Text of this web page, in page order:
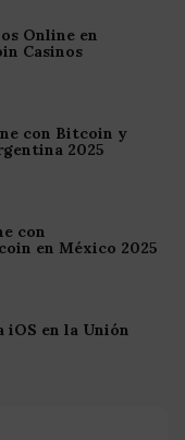
Online en
Casinos
con Bitcoin y
2025
con
en México 2025
en la Unión